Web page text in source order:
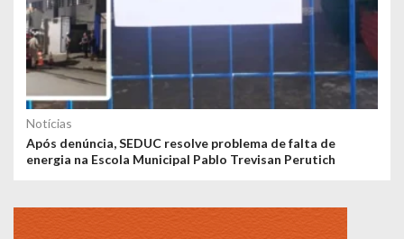
Notícias
Após denúncia, SEDUC resolve problema de falta de
energia na Escola Municipal Pablo Trevisan Perutich